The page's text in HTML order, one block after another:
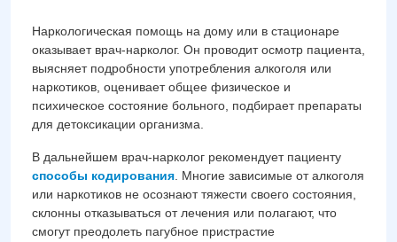
Наркологическая помощь на дому или в стационаре
оказывает врач-нарколог. Он проводит осмотр пациента,
выясняет подробности употребления алкоголя или
наркотиков, оценивает общее физическое и
психическое состояние больного, подбирает препараты
для детоксикации организма.
В дальнейшем врач-нарколог рекомендует пациенту
способы кодирования . Многие зависимые от алкоголя
или наркотиков не осознают тяжести своего состояния,
склонны отказываться от лечения или полагают, что
смогут преодолеть пагубное пристрастие